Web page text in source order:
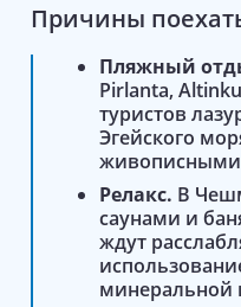
Причины
Пляжный
Pirlanta,
туристов
Эгейского
Релакс. В
саунами и
ждут
минеральной